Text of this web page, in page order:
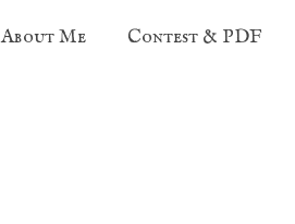
About Me Contest & PDF